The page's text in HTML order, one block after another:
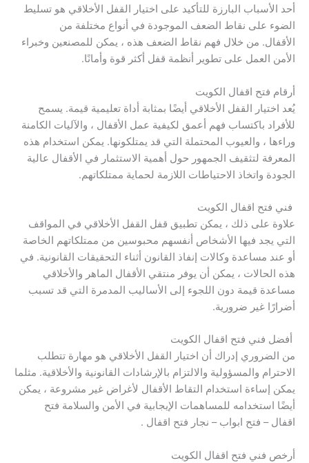
أحد الأسباب البارزة للتأكيد على اختيار القفل الأخلاقي هو تسليط
الضوء على نقاط الضعف الموجودة في أنواع مختلفة من
الأقفال. من خلال فهم نقاط الضعف هذه ، يمكن للمصنعين وخبراء
الأمن العمل على تطوير أنظمة قفل أكثر قوة وأمانًا.
أرقام فتح اقفال الكويت
يُعد اختيار القفل الأخلاقي أيضًا بمثابة أداة تعليمية قيمة. يسمح
للأفراد باكتساب فهم أعمق لكيفية عمل الأقفال ، والآليات الكامنة
وراءها ، والعيوب المحتملة التي قد يمتلكونها. يمكن استخدام هذه
المعرفة لتثقيف الجمهور حول أهمية الاستثمار في الأقفال عالية
الجودة واتخاذ الاحتياطات اللازمة لحماية ممتلكاتهم.
فني فتح اقفال الكويت
علاوة على ذلك ، يمكن تطبيق قفل القفل الأخلاقي في المواقف
التي يجد فيها الأشخاص أنفسهم محبوسين من ممتلكاتهم الخاصة
أو عند مساعدة وكالات إنفاذ القانون أثناء التحقيقات القانونية. في
هذه الحالات ، يمكن أن يوفر منتقي الأقفال الماهر والأخلاقي
مساعدة قيمة دون اللجوء إلى الأساليب المدمرة التي قد تسبب
أضرارًا غير ضرورية.
أفضل فني فتح اقفال الكويت
من الضروري إدراك أن اختيار القفل الأخلاقي هو مهارة تتطلب
الاحترام والمسؤولية والالتزام بالإرشادات القانونية والأخلاقية. مثلما
يمكن إساءة استخدام التقاط الأقفال لأغراض غير مشروعة ، يمكن
أيضًا استخدامه للمساهمات الإيجابية في الأمن والسلامة فتح
اقفال – فتح ابواب – نجار فتح اقفال .
أرخص فني فتح اقفال الكويت